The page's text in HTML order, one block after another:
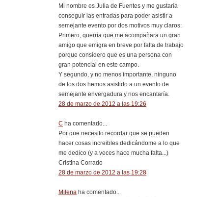
Mi nombre es Julia de Fuentes y me gustaría
conseguir las entradas para poder asistir a
semejante evento por dos motivos muy claros:
Primero, querría que me acompañara un gran
amigo que emigra en breve por falta de trabajo
porque considero que es una persona con
gran potencial en este campo.
Y segundo, y no menos importante, ninguno
de los dos hemos asistido a un evento de
semejante envergadura y nos encantaría.
28 de marzo de 2012 a las 19:26
C ha comentado...
Por que necesito recordar que se pueden
hacer cosas increibles dedicándome a lo que
me dedico (y a veces hace mucha falta...)
Cristina Corrado
28 de marzo de 2012 a las 19:28
Milena ha comentado...